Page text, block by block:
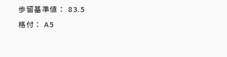
歩留基準値： 83.5
格付： A5